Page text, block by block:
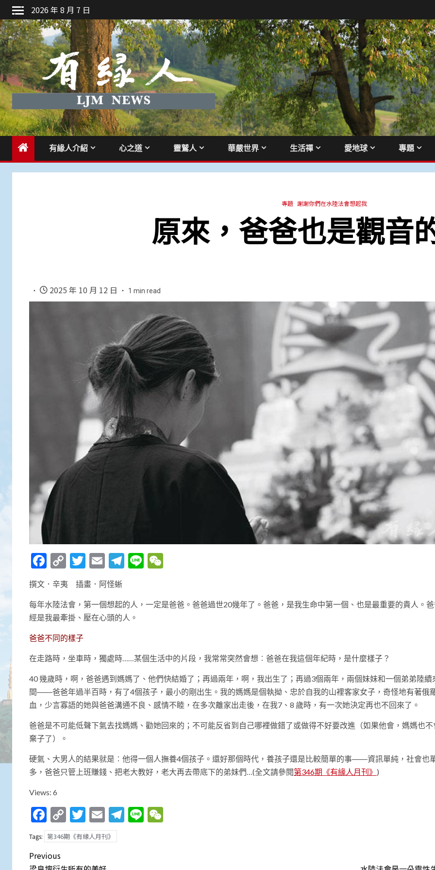
Skip
to
content
2026 年 8 月 7 日
有緣人介紹 心之道 靈鷲人 華嚴世界 生活禪 愛地球 專題
專題 謝謝你們在水陸法會想起我
原來，爸爸也是觀音
2025 年 10 月 12 日 1 min read
Facebook
Copy
Link
Twitter
EmailTelegram
Line
撰文．辛夷 插畫．阿怪蜥
每年水陸法會，第一個想起的人，一定是爸爸。爸爸過世20幾年了。爸爸，是我生命中第一個、也是最重要的貴人。
經是我最牽掛、壓在心頭的人。
爸爸不同的樣子
在走路時，坐車時，獨處時……某個生活中的片段，我常常突然會想︰爸爸在我這個年紀時，是什麼樣子？
40 幾歲時，啊，爸爸遇到媽媽了、他們快結婚了；再過兩年，啊，我出生了；再過3個兩年，兩個妹妹和一個弟弟陸續
間――爸爸年過半百時，有了4個孩子，最小的剛出生。我的媽媽是個執拗、忠於自我的山裡客家女子，奇怪地有著俄
血，少言寡語的她與爸爸溝通不良、感情不睦，在多次離家出走後，在我7、8 歲時，有一次她決定再也不回來了。
爸爸是不可能低聲下氣去找媽媽、勸她回來的；不可能反省到自己哪裡做錯了或做得不好要改進（如果他會，媽媽也不
棄子了）。
硬氣、大男人的結果就是︰他得一個人撫養4個孩子。還好那個時代，養孩子還是比較簡單的事――資訊單純，社會也
多，爸爸只管上班賺錢、把老大教好，老大再去帶底下的弟妹們…(全文請參閱第346期《有緣人月刊》 )
Views: 6
Facebook
Copy
Link
Twitter
EmailTelegram
Line
Tags: 第346期《有緣人月刊》
Post
Previous